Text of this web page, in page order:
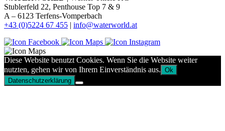
Stublerfeld 22, Penthouse Top 7 & 9
A – 6123 Terfens-Vomperbach
+43 (0)5224 67 455 | info@waterworld.at
Diese Website benutzt Cookies. Wenn Sie die Website weiter
nutzten, gehen wir von Ihrem Einverständnis aus. Ok
Datenschutzerklärung